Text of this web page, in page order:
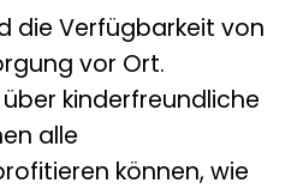
die Verfügbarkeit von
vor Ort.
kinderfreundliche
alle
können, wie